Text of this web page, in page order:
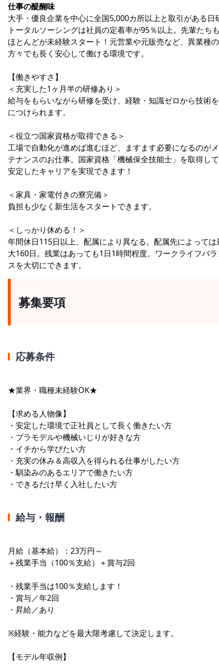
仕事の醍醐味
大手・優良企業を中心に全国5,000カ所以上と取引がある日
トータルソーシングは社員の定着率が95％以上。先輩たち
ほとんどが未経験スタート！元営業や元販売など、異業種の
方々でも長く安心して働ける環境です。
【働きやすさ】
＜充実した1ヶ月半の研修あり＞
給与をもらいながら研修を受け、経験・知識ゼロから技術
につけられます。
＜役立つ国家資格が取得できる＞
工場で自動化が進めば進むほど、ますます必要になるのが
テナンスのお仕事。国家資格「機械保全技能士」を取得し
安定したキャリアを実現できます！
＜家具・家電付きの寮完備＞
負担も少なく新生活をスタートできます。
＜しっかり休める！＞
年間休日115日以上、配属により異なる。配属先によっては
大160日。残業はあっても1日1時間程度。ワークライフバ
スを大切にできます。
募集要項
応募条件
★業界・職種未経験OK★
【求める人物像】
・安定した環境で正社員として長く働きたい方
・プラモデルや機械いじりが好きな方
・イチから学びたい方
・充実の休み＆高収入を得られる仕事がしたい方
・馴染みのあるエリアで働きたい方
・できるだけ早く入社したい方
給与・報酬
月給（基本給）：23万円～
＋残業手当（100％支給）＋賞与2回
・残業手当は100％支給します！
・賞与／年2回
・昇給／あり
※経験・能力などを最大限考慮して決定します。
【モデル年収例】